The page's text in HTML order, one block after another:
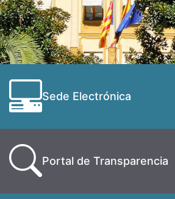
Sede Electrónica
Portal de Transparencia